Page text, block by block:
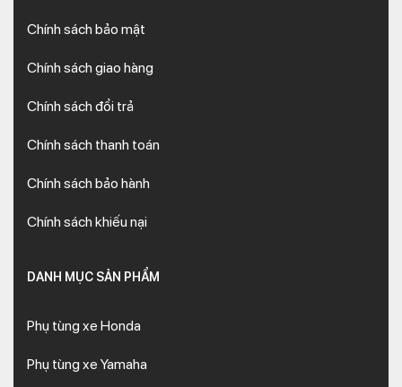
Chính sách bảo mật
Chính sách giao hàng
Chính sách đổi trả
Chính sách thanh toán
Chính sách bảo hành
Chính sách khiếu nại
DANH MỤC SẢN PHẨM
Phụ tùng xe Honda
Phụ tùng xe Yamaha